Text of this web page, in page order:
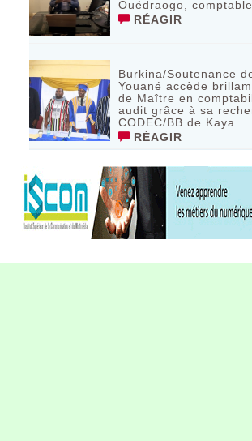
Ouédraogo,
RÉAGIR
Burkina/Soutenance
Youané accède
de Maître en
audit grâce à sa
CODEC/BB de Kaya
RÉAGIR